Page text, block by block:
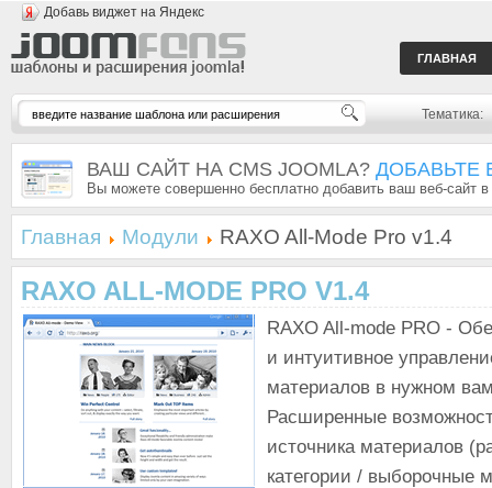
Добавь виджет на Яндекс
ГЛАВНАЯ
Тематика:
ВАШ САЙТ НА CMS JOOMLA? ДОБАВЬТЕ
Вы можете совершенно бесплатно добавить ваш веб-сайт
Главная Модули RAXO All-Mode Pro v1.4
RAXO ALL-MODE PRO V1.4
RAXO All-mode PRO -
и интуитивное
материалов в нужном
Расширенные
источника материалов
категории / выборочные